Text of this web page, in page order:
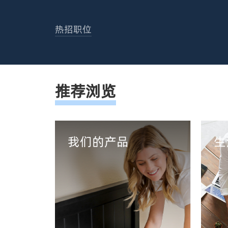
热招职位
推荐浏览
我们的产品